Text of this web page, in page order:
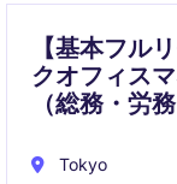
【基本フル
クオフィス
（総務・労
Tokyo